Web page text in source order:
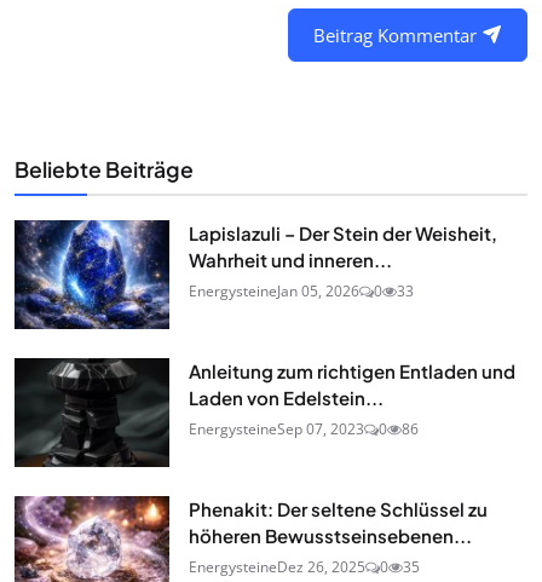
Beitrag Kommentar
Beliebte Beiträge
Lapislazuli – Der Stein der Weisheit,
Wahrheit und inneren...
EnergysteineJan 05, 2026 0 33
Anleitung zum richtigen Entladen und
Laden von Edelstein...
EnergysteineSep 07, 2023 0 86
Phenakit: Der seltene Schlüssel zu
höheren Bewusstseinsebenen...
EnergysteineDez 26, 2025 0 35